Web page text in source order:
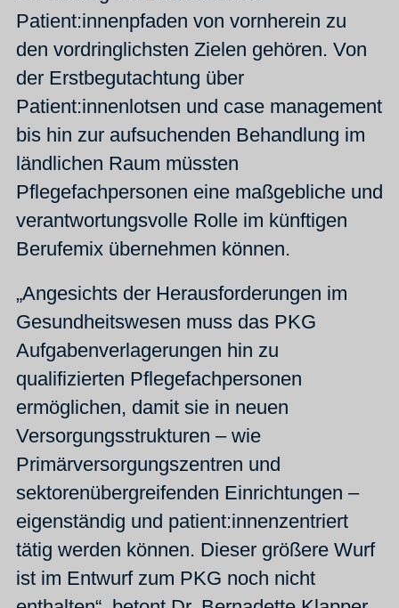
Patient:innenpfaden von vornherein zu
den vordringlichsten Zielen gehören. Von
der Erstbegutachtung über
Patient:innenlotsen und case management
bis hin zur aufsuchenden Behandlung im
ländlichen Raum müssten
Pflegefachpersonen eine maßgebliche und
verantwortungsvolle Rolle im künftigen
Berufemix übernehmen können.
„Angesichts der Herausforderungen im
Gesundheitswesen muss das PKG
Aufgabenverlagerungen hin zu
qualifizierten Pflegefachpersonen
ermöglichen, damit sie in neuen
Versorgungsstrukturen – wie
Primärversorgungszentren und
sektorenübergreifenden Einrichtungen –
eigenständig und patient:innenzentriert
tätig werden können. Dieser größere Wurf
ist im Entwurf zum PKG noch nicht